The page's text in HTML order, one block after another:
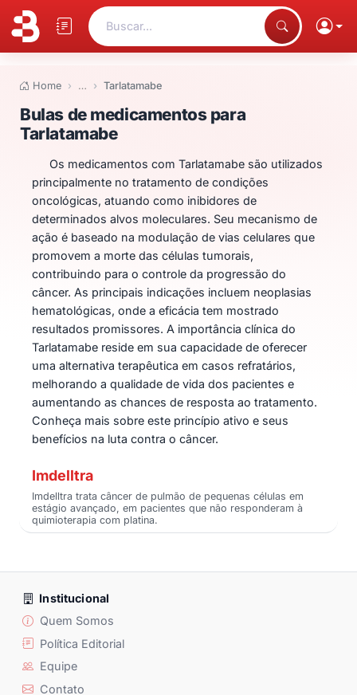
Buscar...
Home … Tarlatamabe
Bulas de medicamentos para
Bulas de medicamentos para
Tarlatamabe
Os medicamentos com Tarlatamabe são utilizados
principalmente no tratamento de condições
oncológicas, atuando como inibidores de
determinados alvos moleculares. Seu mecanismo de
ação é baseado na modulação de vias celulares que
promovem a morte das células tumorais,
contribuindo para o controle da progressão do
câncer. As principais indicações incluem neoplasias
hematológicas, onde a eficácia tem mostrado
resultados promissores. A importância clínica do
Tarlatamabe reside em sua capacidade de oferecer
uma alternativa terapêutica em casos refratários,
melhorando a qualidade de vida dos pacientes e
aumentando as chances de resposta ao tratamento.
Conheça mais sobre este princípio ativo e seus
benefícios na luta contra o câncer.
Imdelltra
Imdelltra trata câncer de pulmão de pequenas células em
estágio avançado, em pacientes que não responderam à
quimioterapia com platina.
Institucional
Quem Somos
Política Editorial
Equipe
Contato